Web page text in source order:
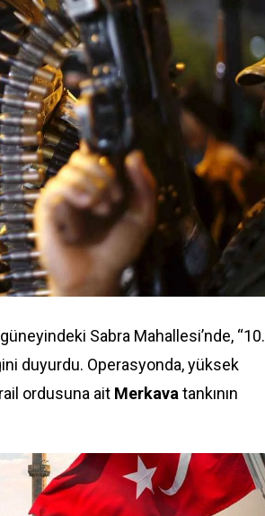
Sabra Mahallesi’nde, “10.
duyurdu. Operasyonda, yüksek
ordusuna ait Merkavatankının